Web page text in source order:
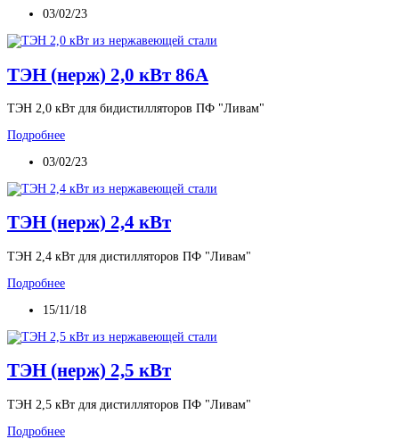
03/02/23
ТЭН (нерж) 2,0 кВт 86А
ТЭН 2,0 кВт для бидистилляторов ПФ "Ливам"
Подробнее
03/02/23
ТЭН (нерж) 2,4 кВт
ТЭН 2,4 кВт для дистилляторов ПФ "Ливам"
Подробнее
15/11/18
ТЭН (нерж) 2,5 кВт
ТЭН 2,5 кВт для дистилляторов ПФ "Ливам"
Подробнее